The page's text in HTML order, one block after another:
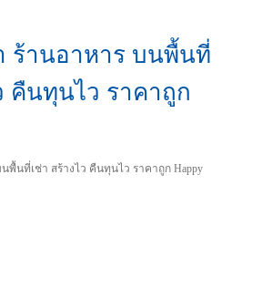
ร้านอาหาร บนพื้นที่
เช่า สร้างไว คืนทุนไว ราคาถูก
พื้นที่เช่า สร้างไว คืนทุนไว ราคาถูก Happy